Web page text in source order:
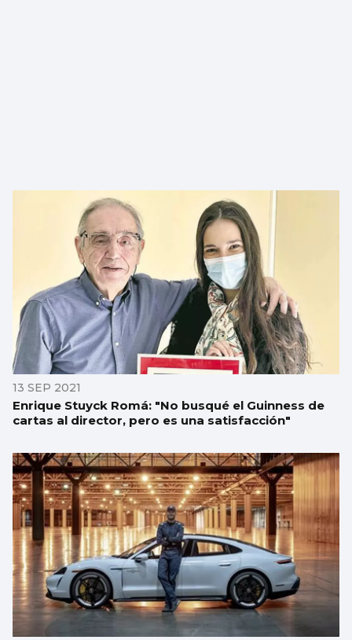
13 SEP 2021
Enrique Stuyck Romá: "No busqué el Guinness de
cartas al director, pero es una satisfacción"